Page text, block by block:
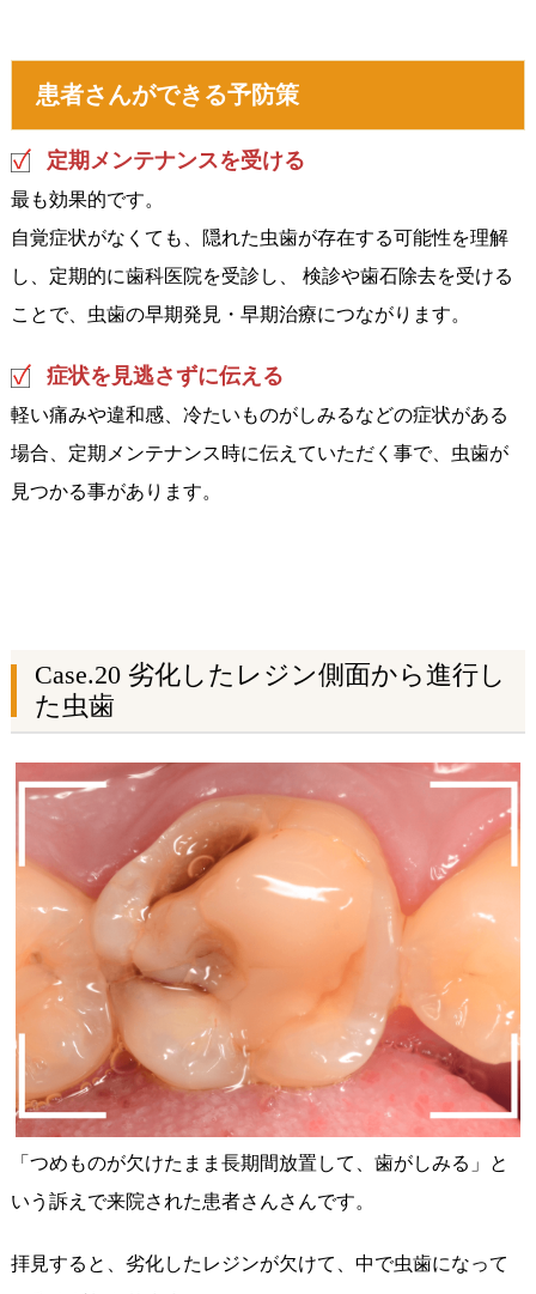
患者さんができる予防策
定期メンテナンスを受ける
最も効果的です。
自覚症状がなくても、隠れた虫歯が存在する可能性を理解
し、定期的に歯科医院を受診し、 検診や歯石除去を受ける
ことで、虫歯の早期発見・早期治療につながります。
症状を見逃さずに伝える
軽い痛みや違和感、冷たいものがしみるなどの症状がある
場合、定期メンテナンス時に伝えていただく事で、虫歯が
見つかる事があります。
Case.20 劣化したレジン側面から進行し
た虫歯
「つめものが欠けたまま長期間放置して、歯がしみる」と
いう訴えで来院された患者さんさんです。
拝見すると、劣化したレジンが欠けて、中で虫歯になって